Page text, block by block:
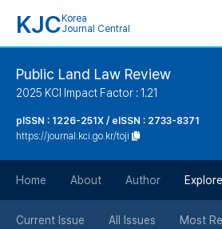
KJC Korea
Journal Central
Public Land Law Review
2025 KCI Impact Factor : 1.21
pISSN : 1226-251X / eISSN : 2733-8371
https://journal.kci.go.kr/toji
Home About Author
Current Issue All Issues Most